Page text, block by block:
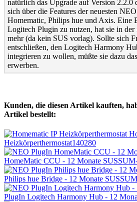
natürlich das Upgrade auf Version 2.2.0
sich über die Features der neuesten
Homematic, Philips hue und Axis. Eine
Logitech Plugin zu nutzen, hat sie in der
mehr (da kein SUS vorlag). Sollte sich
entschließen, den Logitech Harmony
integrieren zu wollen, müßte sie dazu
erwerben.
Kunden, die diesen Artikel kauften,
Artikel bestellt:
Heizkörperthermostat140280
HomeMatic CCU - 12 Monate SUS
Philips hue Bridge - 12 Monate SUS
PlugIn Logitech Harmony Hub - 12